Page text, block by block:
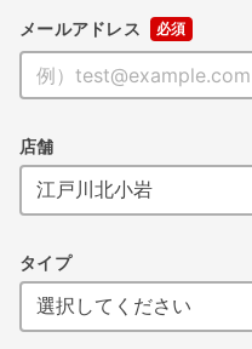
メールアドレス
店舗
タイプ